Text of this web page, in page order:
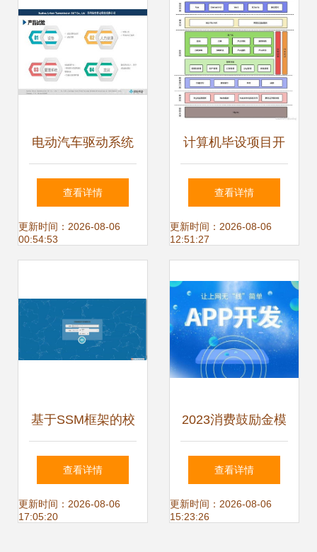
署到Gitee与系统开
发管理
电动汽车驱动系统
开发与测试 程序与
系统开发的融合之
查看详情
更新时间：2026-08-06
00:54:53
计算机毕设项目开
发全攻略 从入门到
精通的程序与系统
查看详情
更新时间：2026-08-06
12:51:27
基于SSM框架的校
园编程俱乐部管理
系统的设计与实现
查看详情
更新时间：2026-08-06
17:05:20
2023消费鼓励金模
式小程序系统开发
创新消费激励与数
查看详情
更新时间：2026-08-06
15:23:26